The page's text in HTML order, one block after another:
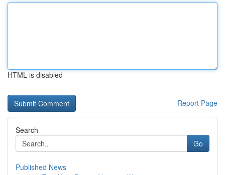
HTML is disabled
Report Page
Search
Go
Published News